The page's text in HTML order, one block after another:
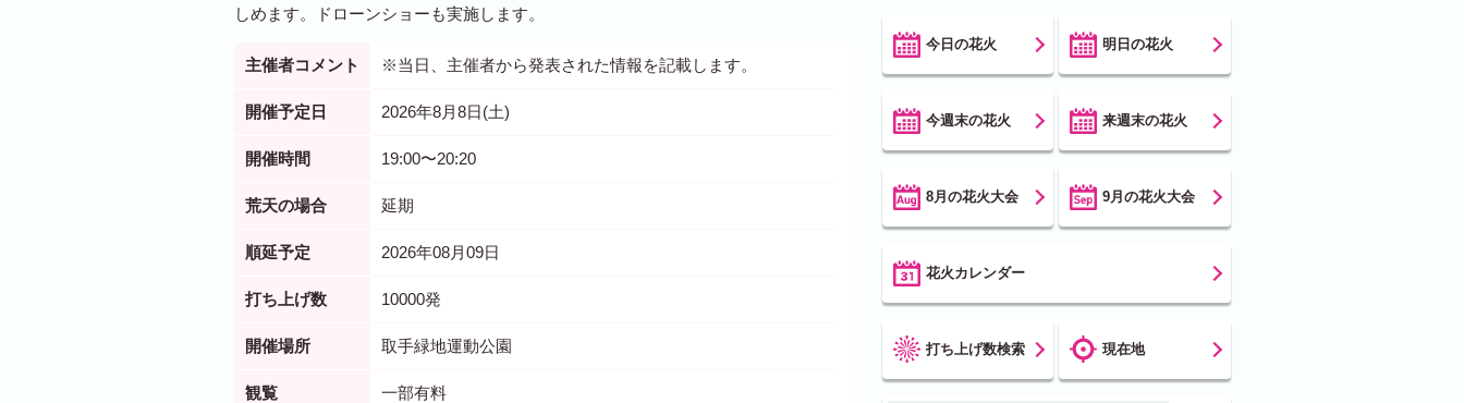
しめます。ドローンショーも実施します。
主催者コメント ※当日、主催者から発表された情報を記載します。
開催予定日 2026年8月8日(土)
開催時間 19:00〜20:20
荒天の場合 延期
順延予定 2026年08月09日
打ち上げ数 10000発
開催場所 取手緑地運動公園
観覧 一部有料
今日の花火 明日の花火
今週末の花火 来週末の花火
8月の花火大会 9月の花火大会
花火カレンダー
打ち上げ数検索 現在地